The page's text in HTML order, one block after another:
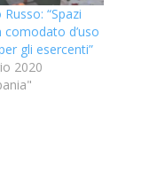
“Spazi
comodato d’uso
gli esercenti”
2020